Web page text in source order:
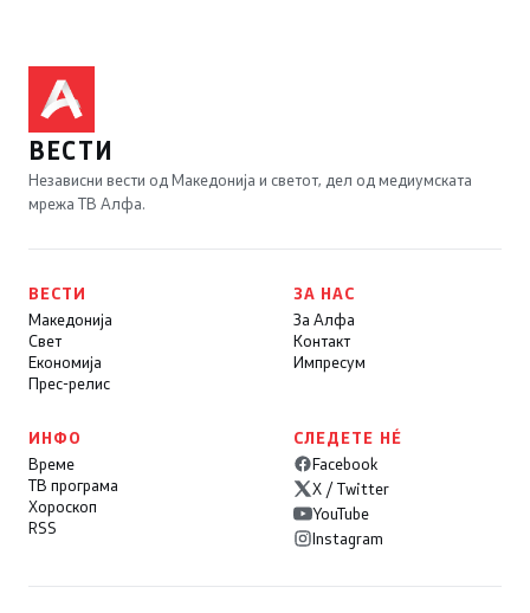
ВЕСТИ
Независни вести од Македонија и светот, дел од медиумската
мрежа ТВ Алфа.
ВЕСТИ
Македонија
Свет
Економија
Прес-релис
ЗА НАС
За Алфа
Контакт
Импресум
ИНФО
Време
ТВ програма
Хороскоп
RSS
СЛЕДЕТЕ НÉ
Facebook
X / Twitter
YouTube
Instagram